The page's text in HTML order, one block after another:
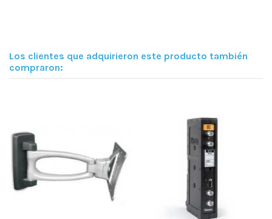
Los clientes que adquirieron este producto también
compraron: